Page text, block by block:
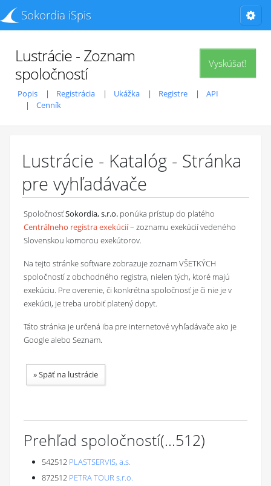
Sokordia iSpis
Vyskúšať!
Lustrácie - Zoznam
spoločností
Popis Registrácia Ukážka Registre
API
Cenník
Lustrácie - Katalóg - Stránka
pre vyhľadávače
SpoločnosťSokordia, s.r.o. ponúka prístup do platého
Centrálneho registra exekúcií– zoznamu exekúcií vedeného
Slovenskou komorou exekútorov.
Na tejto stránke software zobrazuje zoznam VŠETKÝCH
spoločností z obchodného registra, nielen tých, ktoré majú
exekúciu. Pre overenie, či konkrétna spoločnosť je či nie je v
exekúcii, je treba urobiť platený dopyt.
Táto stránka je určená iba pre internetové vyhľadávače ako je
Google alebo Seznam.
»Späť na lustrácie
Prehľad spoločností(...512)
542512 PLASTSERVIS, a.s.
872512 PETRA TOUR s.r.o.